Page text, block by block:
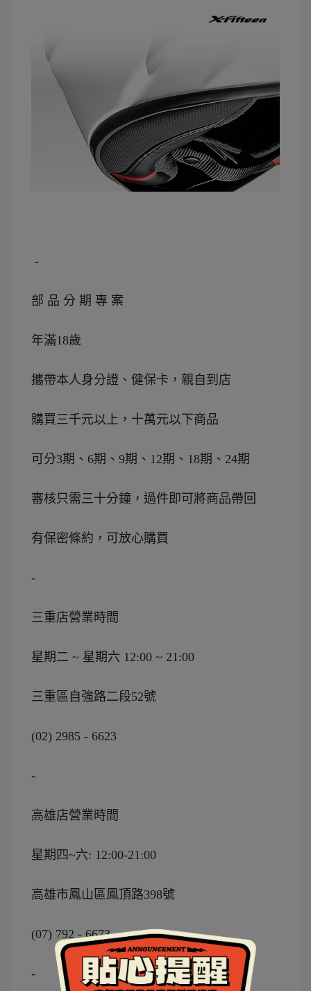
-
部 品 分 期 專 案
年滿18歲
攜帶本人身分證、健保卡，親自到店
購買三千元以上，十萬元以下商品
可分3期、6期、9期、12期、18期、24期
審核只需三十分鐘，過件即可將商品帶回
有保密條約，可放心購買
-
三重店營業時間
星期二 ~ 星期六 12:00 ~ 21:00
三重區自強路二段52號
(02) 2985 - 6623
-
高雄店營業時間
星期四~六: 12:00-21:00
高雄市鳳山區鳳頂路398號
(07) 792 - 6673
-